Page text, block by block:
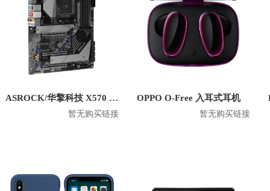
ASROCK/华擎科技 X570 Creator 主板
暂无购买链接
OPPO O-Free 入耳式耳机
暂无购买链接